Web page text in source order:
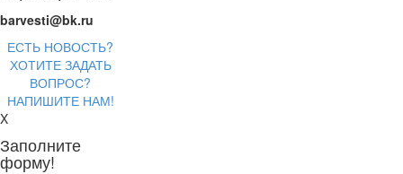
barvesti@bk.ru
ЕСТЬ НОВОСТЬ?
ХОТИТЕ ЗАДАТЬ
ВОПРОС?
НАПИШИТЕ НАМ!
X
Заполните
форму!